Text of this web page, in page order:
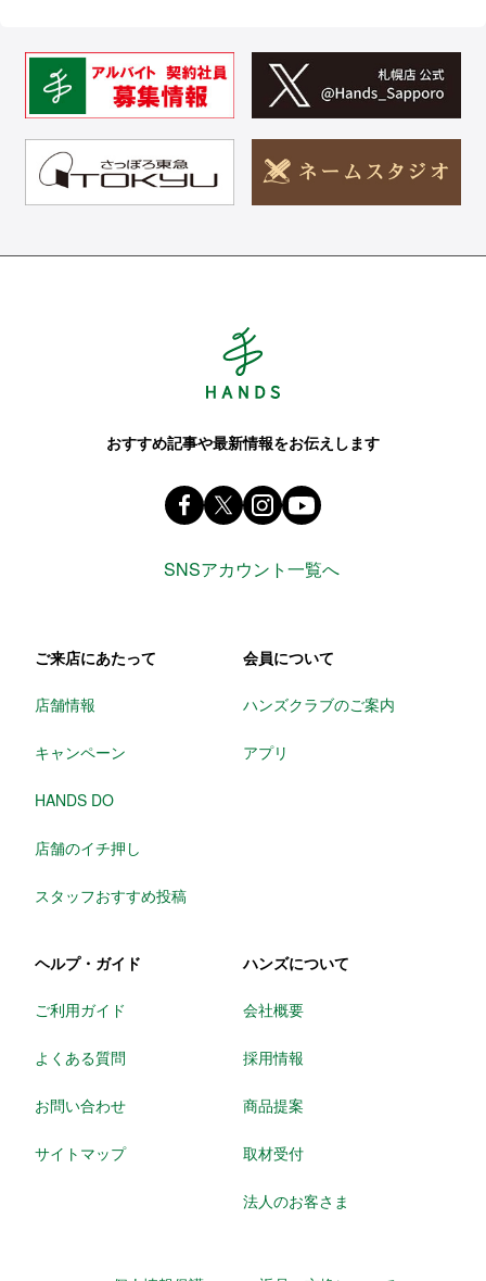
おすすめ記事や最新情報をお伝えします
Facebook ハンズ公式ファンページ
X(旧 twitter) @Hands_official_
instagram
SNSアカウント一覧へ
ご来店にあたって
店舗情報
キャンペーン
HANDS DO
店舗のイチ押し
スタッフおすすめ投稿
会員について
ハンズクラブのご案内
アプリ
ヘルプ・ガイド
ご利用ガイド
よくある質問
お問い合わせ
サイトマップ
ハンズについて
会社概要
採用情報
商品提案
取材受付
法人のお客さま